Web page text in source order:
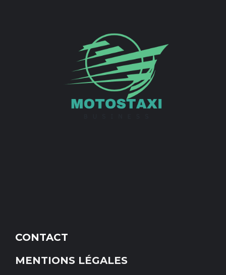
CONTACT
MENTIONS LÉGALES